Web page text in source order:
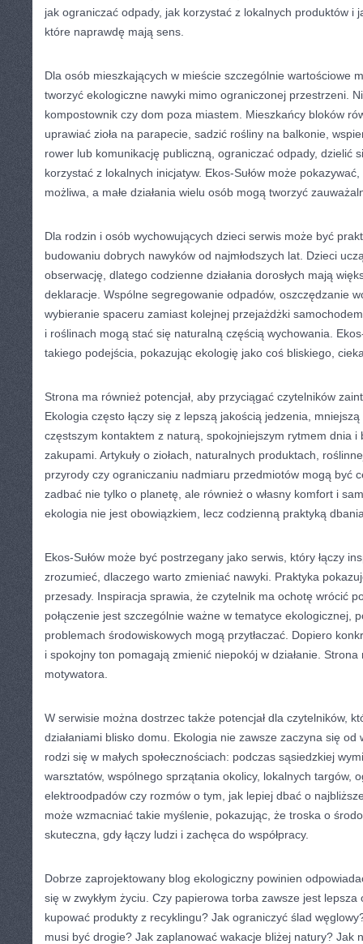
jak ograniczać odpady, jak korzystać z lokalnych produktów i
które naprawdę mają sens.
Dla osób mieszkających w mieście szczególnie wartościowe
tworzyć ekologiczne nawyki mimo ograniczonej przestrzeni.
kompostownik czy dom poza miastem. Mieszkańcy bloków
uprawiać zioła na parapecie, sadzić rośliny na balkonie,
rower lub komunikację publiczną, ograniczać odpady, dzielić
korzystać z lokalnych inicjatyw. Ekos-Sułów może
możliwa, a małe działania wielu osób mogą tworzyć
Dla rodzin i osób wychowujących dzieci serwis może być
budowaniu dobrych nawyków od najmłodszych lat. Dzieci
obserwację, dlatego codzienne działania dorosłych mają
deklaracje. Wspólne segregowanie odpadów, oszczędzanie
wybieranie spaceru zamiast kolejnej przejażdżki
i roślinach mogą stać się naturalną częścią wychowania.
takiego podejścia, pokazując ekologię jako coś bliskiego,
Strona ma również potencjał, aby przyciągać czytelników
Ekologia często łączy się z lepszą jakością jedzenia,
częstszym kontaktem z naturą, spokojniejszym rytmem dnia i
zakupami. Artykuły o ziołach, naturalnych produktach,
przyrody czy ograniczaniu nadmiaru przedmiotów mogą być
zadbać nie tylko o planetę, ale również o własny komfort i
ekologia nie jest obowiązkiem, lecz codzienną praktyką
Ekos-Sułów może być postrzegany jako serwis, który łączy
zrozumieć, dlaczego warto zmieniać nawyki. Praktyka
przesady. Inspiracja sprawia, że czytelnik ma ochotę wrócić
połączenie jest szczególnie ważne w tematyce ekologicznej,
problemach środowiskowych mogą przytłaczać. Dopiero
i spokojny ton pomagają zmienić niepokój w działanie. Strona
motywatora.
W serwisie można dostrzec także potencjał dla czytelników,
działaniami blisko domu. Ekologia nie zawsze zaczyna się od
rodzi się w małych społecznościach: podczas sąsiedzkiej
warsztatów, wspólnego sprzątania okolicy, lokalnych targów,
elektroodpadów czy rozmów o tym, jak lepiej dbać o
może wzmacniać takie myślenie, pokazując, że troska o
skuteczna, gdy łączy ludzi i zachęca do współpracy.
Dobrze zaprojektowany blog ekologiczny powinien
się w zwykłym życiu. Czy papierowa torba zawsze jest
kupować produkty z recyklingu? Jak ograniczyć ślad
musi być drogie? Jak zaplanować wakacje bliżej natury? Jak